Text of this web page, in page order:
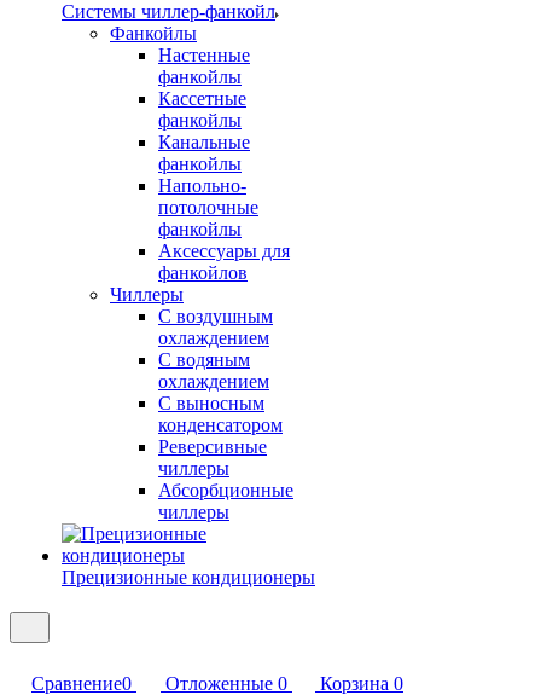
Системы чиллер-фанкойл
Фанкойлы
Настенные
фанкойлы
Кассетные
фанкойлы
Канальные
фанкойлы
Напольно-
потолочные
фанкойлы
Аксессуары для
фанкойлов
Чиллеры
С воздушным
охлаждением
С водяным
охлаждением
С выносным
конденсатором
Реверсивные
чиллеры
Абсорбционные
чиллеры
Прецизионные кондиционеры
Сравнение0 Отложенные 0 Корзина 0